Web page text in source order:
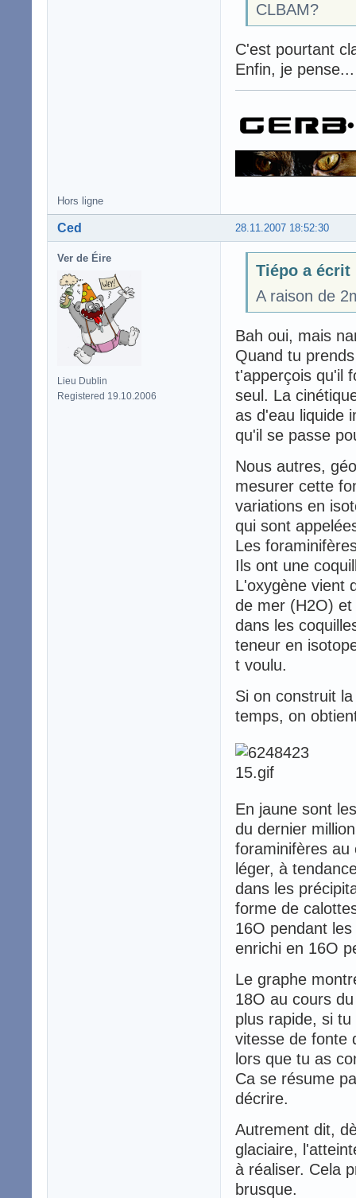
CLBAM?
C'est pourtant
Enfin, je
Hors ligne
28.11.2007 18:52:30
Ced
Ver de Éire
Lieu Dublin
Registered 19.10.2006
Tiépo a écrit
A raison de
Bah oui, mais
Quand tu
t'apperçois qu'il
seul. La
as d'eau liquide
qu'il se passe
Nous autres,
mesurer cette
variations en
qui sont
Les
Ils ont une
L'oxygène vient
de mer (H2O)
dans les
teneur en
t voulu.
Si on construit
temps, on
En jaune sont
du dernier
foraminifères au
léger, à
dans les
forme de
16O pendant
enrichi en 16O
Le graphe
18O au cours
plus rapide, si
vitesse de fonte
lors que tu as
Ca se résume
décrire.
Autrement dit,
glaciaire,
à réaliser. Cela
brusque.